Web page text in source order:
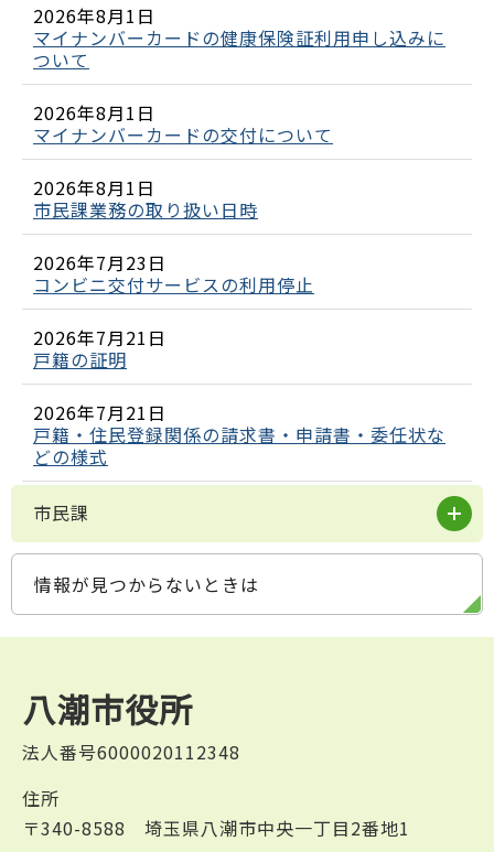
2026年8月1日
マイナンバーカードの健康保険証利用申し込みに
ついて
2026年8月1日
マイナンバーカードの交付について
2026年8月1日
市民課業務の取り扱い日時
2026年7月23日
コンビニ交付サービスの利用停止
2026年7月21日
戸籍の証明
2026年7月21日
戸籍・住民登録関係の請求書・申請書・委任状な
どの様式
市民課
情報が見つからないときは
八潮市役所
法人番号6000020112348
住所
〒340-8588 埼玉県八潮市中央一丁目2番地1